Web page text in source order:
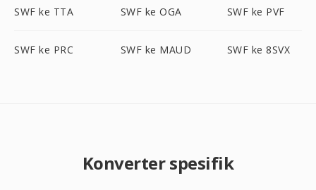
SWF ke TTA SWF ke OGA SWF ke PVF
SWF ke PRC SWF ke MAUD SWF ke 8SVX
Konverter spesifik